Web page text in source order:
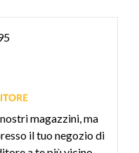
magazzini, ma
il tuo negozio di